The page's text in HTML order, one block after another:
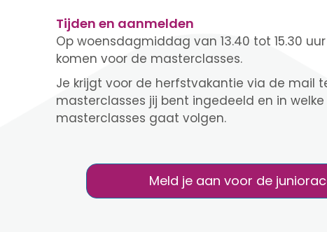
Tijden en aanmelden
Op woensdagmiddag van 13.40 tot 15.30
komen voor de masterclasses.
Je krijgt voor de herfstvakantie via de mail
masterclasses jij bent ingedeeld en in
masterclasses gaat volgen.
Meld je aan voor de